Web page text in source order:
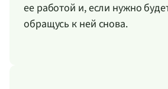
ее работой и, если нужно
обращусь к ней снова.